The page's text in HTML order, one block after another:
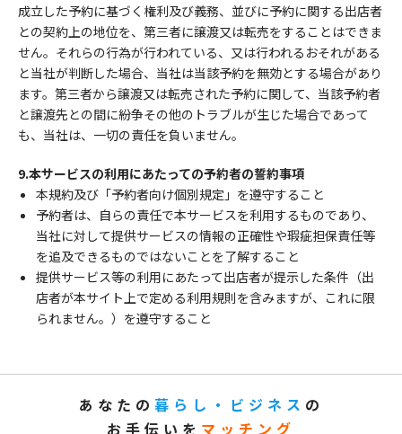
成立した予約に基づく権利及び義務、並びに予約に関する出店者
との契約上の地位を、第三者に譲渡又は転売をすることはできま
せん。それらの行為が行われている、又は行われるおそれがある
と当社が判断した場合、当社は当該予約を無効とする場合があり
ます。第三者から譲渡又は転売された予約に関して、当該予約者
と譲渡先との間に紛争その他のトラブルが生じた場合であって
も、当社は、一切の責任を負いません。
9.本サービスの利用にあたっての予約者の誓約事項
本規約及び「予約者向け個別規定」を遵守すること
予約者は、自らの責任で本サービスを利用するものであり、
当社に対して提供サービスの情報の正確性や瑕疵担保責任等
を追及できるものではないことを了解すること
提供サービス等の利用にあたって出店者が提示した条件（出
店者が本サイト上で定める利用規則を含みますが、これに限
られません。）を遵守すること
あなたの 暮らし・ビジネス の
お手伝いを マッチング